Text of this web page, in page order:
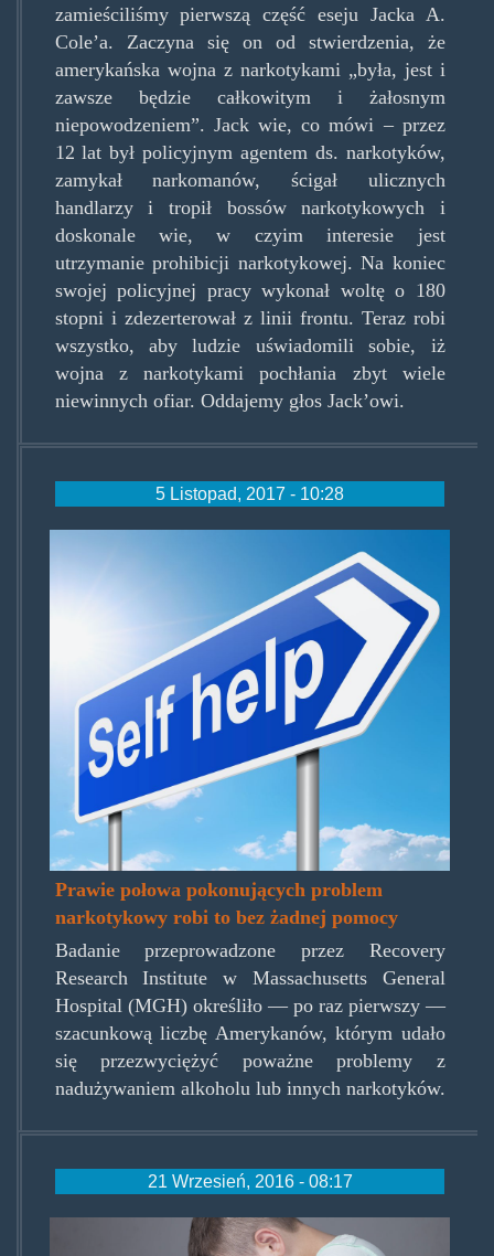
zamieściliśmy pierwszą część eseju Jacka A.
Cole’a. Zaczyna się on od stwierdzenia, że
amerykańska wojna z narkotykami „była, jest i
zawsze będzie całkowitym i żałosnym
niepowodzeniem”. Jack wie, co mówi – przez
12 lat był policyjnym agentem ds. narkotyków,
zamykał narkomanów, ścigał ulicznych
handlarzy i tropił bossów narkotykowych i
doskonale wie, w czyim interesie jest
utrzymanie prohibicji narkotykowej. Na koniec
swojej policyjnej pracy wykonał woltę o 180
stopni i zdezerterował z linii frontu. Teraz robi
wszystko, aby ludzie uświadomili sobie, iż
wojna z narkotykami pochłania zbyt wiele
niewinnych ofiar. Oddajemy głos Jack’owi.
5 Listopad, 2017 - 10:28
self-
help-
methods-
addiction.jpg
Prawie połowa pokonujących problem
narkotykowy robi to bez żadnej pomocy
Badanie przeprowadzone przez Recovery
Research Institute w Massachusetts General
Hospital (MGH) określiło — po raz pierwszy —
szacunkową liczbę Amerykanów, którym udało
się przezwyciężyć poważne problemy z
nadużywaniem alkoholu lub innych narkotyków.
21 Wrzesień, 2016 - 08:17